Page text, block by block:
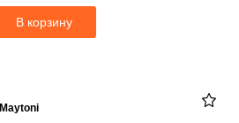
В корзину
Maytoni